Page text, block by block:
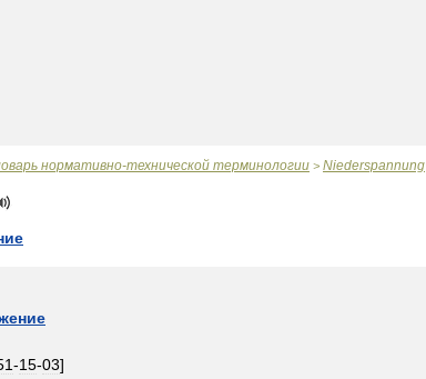
нормативно-технической терминологии > Niederspannung
-15-03]